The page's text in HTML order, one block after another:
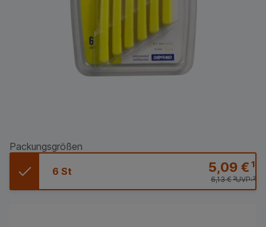
Packungsgrößen
6 St 5,09 €¹
UVP:³
6,13 €³